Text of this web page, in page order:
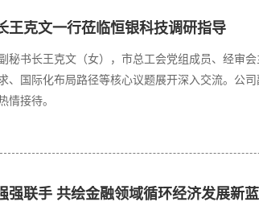
王克文一行莅临恒银科技调研指导
秘书长王克文（女），市总工会党组成员、经审
、国际化布局路径等核心议题展开深入交流。公
情接待。
强联手 共绘金融领域循环经济发展新